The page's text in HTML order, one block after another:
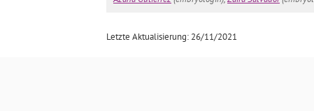
Letzte Aktualisierung: 26/11/2021